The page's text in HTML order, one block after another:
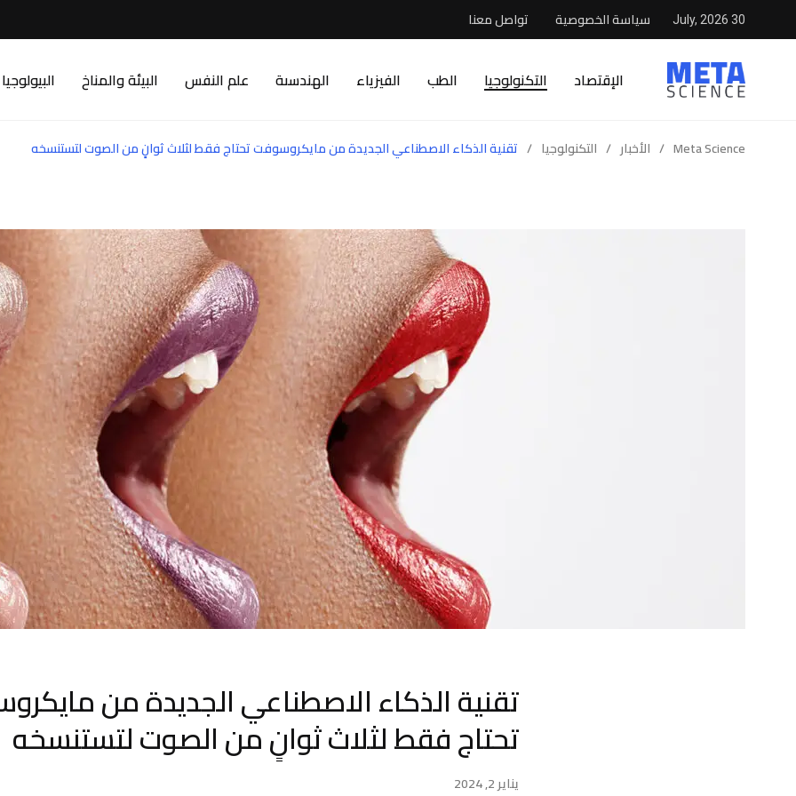
30 July, 2026 سياسة الخصوصية تواصل معنا
الإقتصاد التكنولوجيا الطب الفيزياء الهندسىة علم النفس البيئة والمناخ البيولوجيا
Meta Science
/ الأخبار / التكنولوجيا / تقنية الذكاء الاصطناعي الجديدة من مايكروسوفت تحتاج فقط لثلاث ثوانٍ من الصوت لتستنسخه
تقنية الذكاء الاصطناعي الجديدة من
تحتاج فقط لثلاث ثوانٍ من الصوت لتستنسخه
يناير 2, 2024